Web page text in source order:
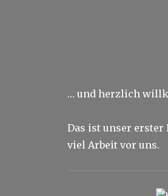
… und herzlich
Das ist unser erster
viel Arbeit vor uns.